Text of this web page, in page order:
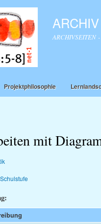
ARCHIVSEITEN
Projektphilosophie
mit